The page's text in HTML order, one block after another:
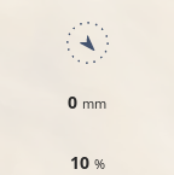
0 mm
10 %